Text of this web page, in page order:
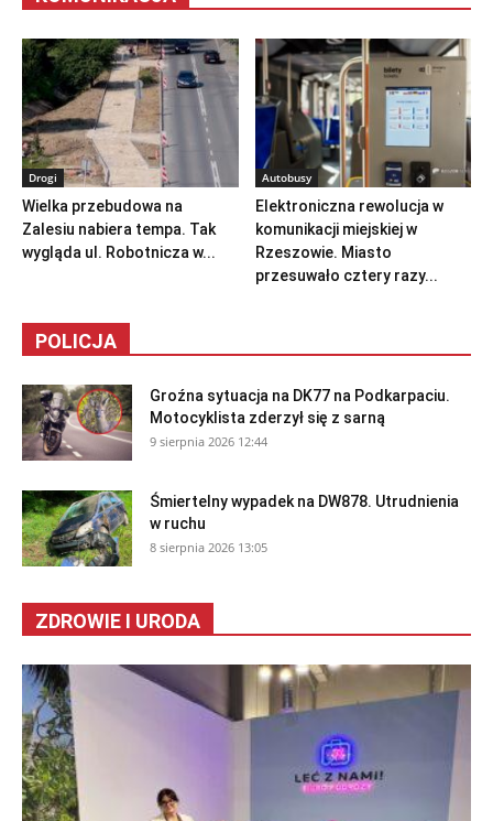
Drogi
Wielka przebudowa na
Zalesiu nabiera tempa. Tak
wygląda ul. Robotnicza w...
Autobusy
Elektroniczna rewolucja w
komunikacji miejskiej w
Rzeszowie. Miasto
przesuwało cztery razy...
POLICJA
Groźna sytuacja na DK77 na Podkarpaciu.
Motocyklista zderzył się z sarną
9 sierpnia 2026 12:44
Śmiertelny wypadek na DW878. Utrudnienia
w ruchu
8 sierpnia 2026 13:05
ZDROWIE I URODA